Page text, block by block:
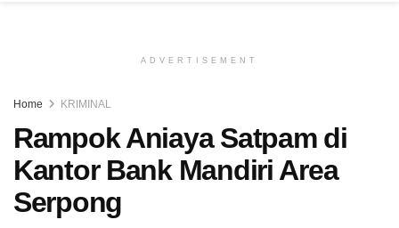
ADVERTISEMENT
Home KRIMINAL
Rampok Aniaya Satpam di
Kantor Bank Mandiri Area
Serpong